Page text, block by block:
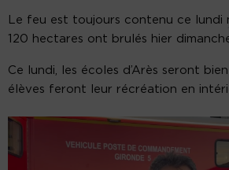
Le feu est toujours contenu ce lundi
120 hectares ont brulés hier
Ce lundi, les écoles d’Arès seront
élèves feront leur récréation en